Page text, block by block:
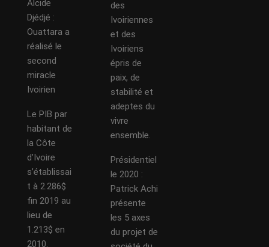
Alcide
Djédjé :
Ouattara a
réalisé le
second
miracle
Ivoirien
Le PIB par
habitant de
la Côte
d’Ivoire
s’établissai
t à 2.286$
fin 2019 au
lieu de
1.213$ en
2010.
des
Ivoiriennes
et des
Ivoiriens
épris de
paix, de
stabilité et
adeptes du
vivre
ensemble.
Présidentiel
le 2020 :
Patrick Achi
présente
les 5 axes
du projet de